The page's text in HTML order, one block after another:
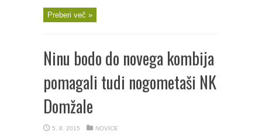
Preberi več »
Ninu bodo do novega kombija
pomagali tudi nogometaši NK
Domžale
5. 8. 2015 NOVICE